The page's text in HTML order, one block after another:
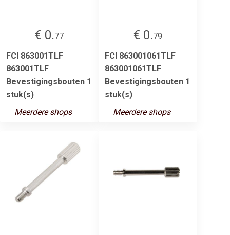
€ 0.77
FCI 863001TLF
863001TLF
Bevestigingsbouten 1
stuk(s)
Meerdere shops
€ 0.79
FCI 863001061TLF
863001061TLF
Bevestigingsbouten 1
stuk(s)
Meerdere shops